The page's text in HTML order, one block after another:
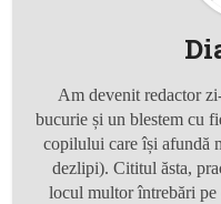
Am devenit redactor
bucurie și un blestem cu
copilului care își afundă
dezlipi). Cititul ăsta,
locul multor întrebări pe